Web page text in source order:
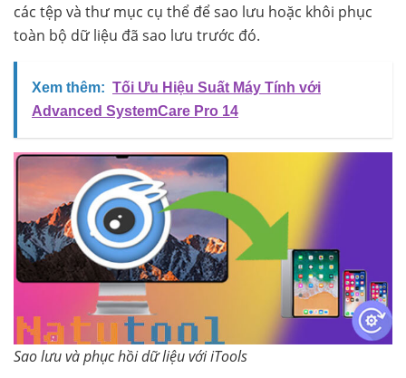
các tệp và thư mục cụ thể để sao lưu hoặc khôi phục
toàn bộ dữ liệu đã sao lưu trước đó.
Xem thêm: Tối Ưu Hiệu Suất Máy Tính với
Advanced SystemCare Pro 14
Sao lưu và phục hồi dữ liệu với iTools